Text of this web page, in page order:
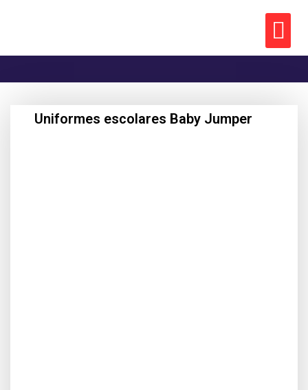
Uniformes escolares Baby Jumper